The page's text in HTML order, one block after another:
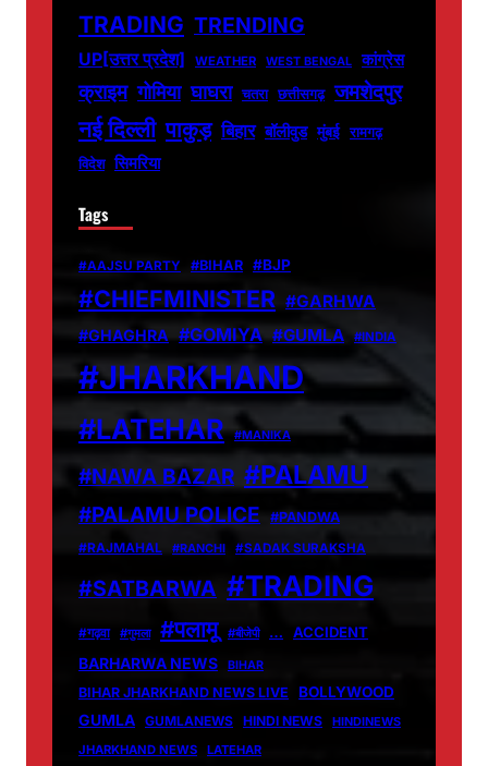
TRADING TRENDING
UP[उत्तर प्रदेश] WEATHER WEST BENGAL कांग्रेस
क्राइम गोमिया घाघरा चतरा छत्तीसगढ़ जमशेदपुर
नई दिल्ली पाकुड़ बिहार बॉलीवुड मुंबई रामगढ़
विदेश सिमरिया
Tags
#AAJSU PARTY #BIHAR #BJP
#CHIEFMINISTER #GARHWA
#GHAGHRA #GOMIYA #GUMLA #INDIA
#JHARKHAND
#LATEHAR #MANIKA
#NAWA BAZAR #PALAMU
#PALAMU POLICE
#PANDWA
#RAJMAHAL
#RANCHI #SADAK SURAKSHA
#SATBARWA #TRADING
#गढ़वा #गुमला #पलामू #बीजेपी … ACCIDENT
BARHARWA NEWS BIHAR
BIHAR JHARKHAND NEWS LIVE BOLLYWOOD
GUMLA GUMLANEWS HINDI NEWS
HINDINEWS
JHARKHAND NEWS
LATEHAR